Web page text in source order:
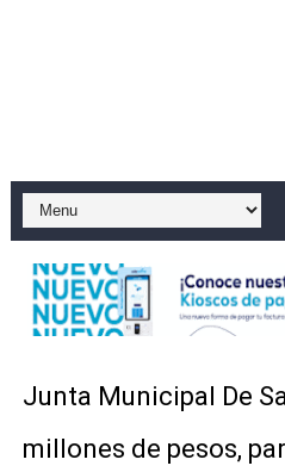
Gobierno español afirma
Operativo en Barahona:
Autoridades indagan
Accidente en Verón deja
Discusión familiar termina
Junta Municipal De
millones de pesos,